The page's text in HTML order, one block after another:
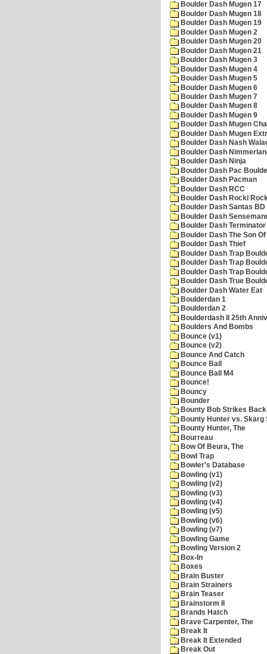
Boulder Dash Mugen 17
Boulder Dash Mugen 18
Boulder Dash Mugen 19
Boulder Dash Mugen 2
Boulder Dash Mugen 20
Boulder Dash Mugen 21
Boulder Dash Mugen 3
Boulder Dash Mugen 4
Boulder Dash Mugen 5
Boulder Dash Mugen 6
Boulder Dash Mugen 7
Boulder Dash Mugen 8
Boulder Dash Mugen 9
Boulder Dash Mugen
Boulder Dash Mugen
Boulder Dash Nash
Boulder Dash
Boulder Dash Ninja
Boulder Dash Pac
Boulder Dash Pacman
Boulder Dash RCC
Boulder Dash Rocki
Boulder Dash Santas
Boulder Dash
Boulder Dash
Boulder Dash The Son
Boulder Dash Thief
Boulder Dash Trap
Boulder Dash Trap
Boulder Dash Trap
Boulder Dash True
Boulder Dash Water Eat
Boulderdan 1
Boulderdan 2
Boulderdash II 25th
Boulders And Bombs
Bounce (v1)
Bounce (v2)
Bounce And Catch
Bounce Ball
Bounce Ball M4
Bounce!
Bouncy
Bounder
Bounty Bob Strikes
Bounty Hunter vs. Skarg
Bounty Hunter, The
Bourreau
Bow Of Beura, The
Bowl Trap
Bowler's Database
Bowling (v1)
Bowling (v2)
Bowling (v3)
Bowling (v4)
Bowling (v5)
Bowling (v6)
Bowling (v7)
Bowling Game
Bowling Version 2
Box-In
Boxes
Brain Buster
Brain Strainers
Brain Teaser
Brainstorm II
Brands Hatch
Brave Carpenter, The
Break It
Break It Extended
Break Out